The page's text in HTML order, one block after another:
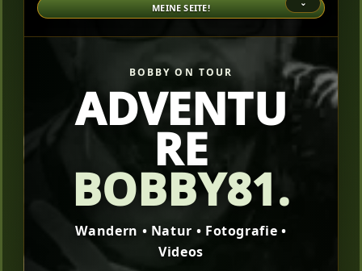
MEINE SEITE! ⌄
BOBBY ON TOUR
ADVENTU
RE
BOBBY81.
Wandern • Natur • Fotografie •
Videos